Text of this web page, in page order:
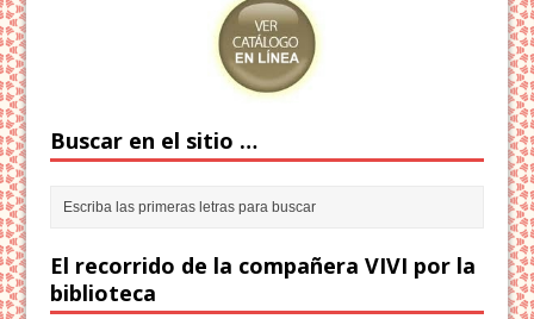
Buscar en el sitio …
El recorrido de la compañera VIVI por la
biblioteca